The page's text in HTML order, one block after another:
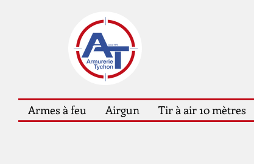
Armes à feu Airgun Tir à air 10 mètres